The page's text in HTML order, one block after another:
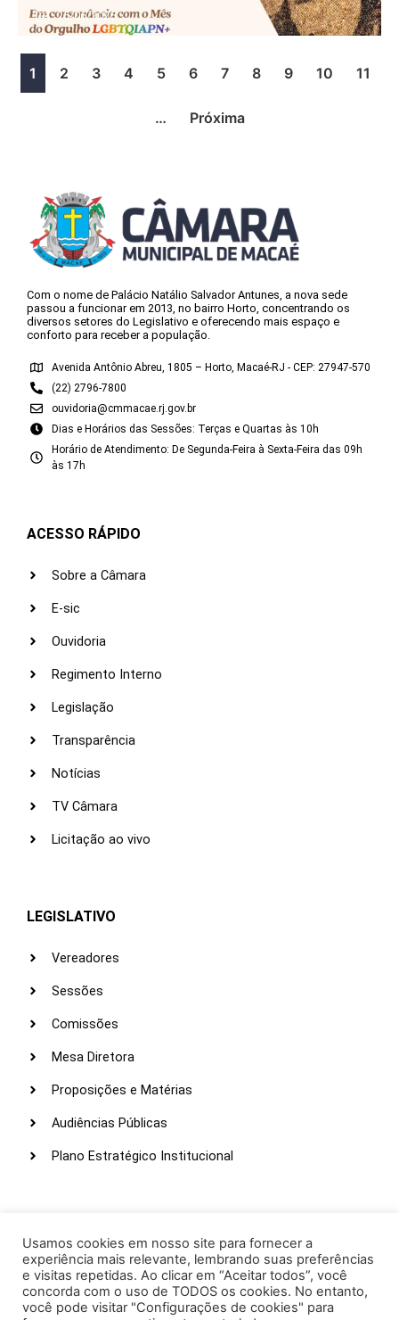
25/06/2026
1 2 3 4 5 6 7 8 9 10 11
… Próxima
Com o nome de Palácio Natálio Salvador Antunes, a nova sede
passou a funcionar em 2013, no bairro Horto, concentrando os
diversos setores do Legislativo e oferecendo mais espaço e
conforto para receber a população.
Avenida Antônio Abreu, 1805 – Horto, Macaé-RJ - CEP: 27947-570
(22) 2796-7800
ouvidoria@cmmacae.rj.gov.br
Dias e Horários das Sessões: Terças e Quartas às 10h
Horário de Atendimento: De Segunda-Feira à Sexta-Feira das 09h
às 17h
ACESSO RÁPIDO
Sobre a Câmara
E-sic
Ouvidoria
Regimento Interno
Legislação
Transparência
Notícias
TV Câmara
Licitação ao vivo
LEGISLATIVO
Vereadores
Sessões
Comissões
Mesa Diretora
Proposições e Matérias
Audiências Públicas
Plano Estratégico Institucional
Webmail
Intranet
Administração
Usamos cookies em nosso site para fornecer a
experiência mais relevante, lembrando suas preferências
e visitas repetidas. Ao clicar em “Aceitar todos”, você
concorda com o uso de TODOS os cookies. No entanto,
você pode visitar "Configurações de cookies" para